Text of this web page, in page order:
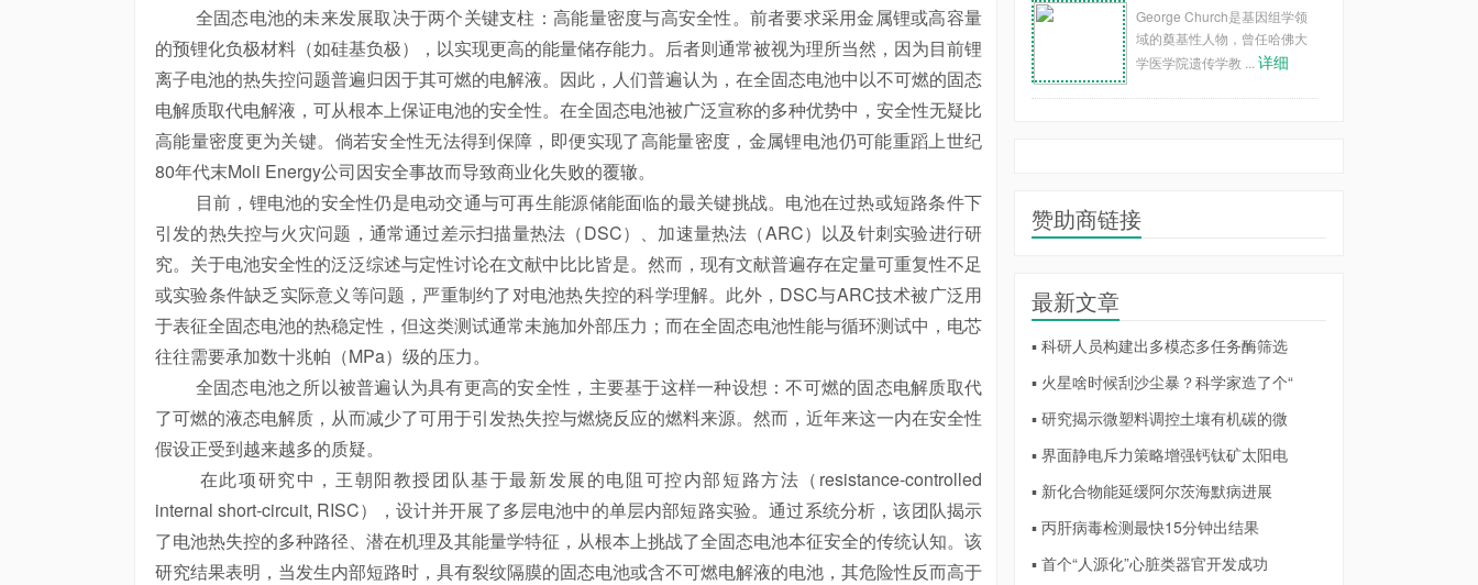
全固态电池的未来发展取决于两个关键支柱：高能量密度与高安全性。前者要求采用金属锂或高容量
的预锂化负极材料（如硅基负极），以实现更高的能量储存能力。后者则通常被视为理所当然，因为目前锂
离子电池的热失控问题普遍归因于其可燃的电解液。因此，人们普遍认为，在全固态电池中以不可燃的固态
电解质取代电解液，可从根本上保证电池的安全性。在全固态电池被广泛宣称的多种优势中，安全性无疑比
高能量密度更为关键。倘若安全性无法得到保障，即便实现了高能量密度，金属锂电池仍可能重蹈上世纪
80年代末Moli Energy公司因安全事故而导致商业化失败的覆辙。
目前，锂电池的安全性仍是电动交通与可再生能源储能面临的最关键挑战。电池在过热或短路条件下
引发的热失控与火灾问题，通常通过差示扫描量热法（DSC）、加速量热法（ARC）以及针刺实验进行研
究。关于电池安全性的泛泛综述与定性讨论在文献中比比皆是。然而，现有文献普遍存在定量可重复性不足
或实验条件缺乏实际意义等问题，严重制约了对电池热失控的科学理解。此外，DSC与ARC技术被广泛用
于表征全固态电池的热稳定性，但这类测试通常未施加外部压力；而在全固态电池性能与循环测试中，电芯
往往需要承加数十兆帕（MPa）级的压力。
全固态电池之所以被普遍认为具有更高的安全性，主要基于这样一种设想：不可燃的固态电解质取代
了可燃的液态电解质，从而减少了可用于引发热失控与燃烧反应的燃料来源。然而，近年来这一内在安全性
假设正受到越来越多的质疑。
在此项研究中，王朝阳教授团队基于最新发展的电阻可控内部短路方法（resistance-controlled
internal short-circuit, RISC），设计并开展了多层电池中的单层内部短路实验。通过系统分析，该团队揭示
了电池热失控的多种路径、潜在机理及其能量学特征，从根本上挑战了全固态电池本征安全的传统认知。该
研究结果表明，当发生内部短路时，具有裂纹隔膜的固态电池或含不可燃电解液的电池，其危险性反而高于
George Church是基因组学领
域的奠基性人物，曾任哈佛大
学医学院遗传学教 ... 详细
赞助商链接
最新文章
▪ 科研人员构建出多模态多任务酶筛选
▪ 火星啥时候刮沙尘暴？科学家造了个“
▪ 研究揭示微塑料调控土壤有机碳的微
▪ 界面静电斥力策略增强钙钛矿太阳电
▪ 新化合物能延缓阿尔茨海默病进展
▪ 丙肝病毒检测最快15分钟出结果
▪ 首个“人源化”心脏类器官开发成功